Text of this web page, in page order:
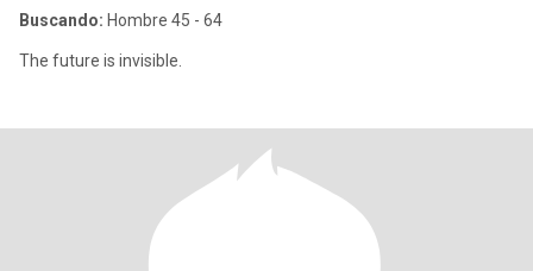
Buscando: Hombre 45 - 64
The future is invisible.